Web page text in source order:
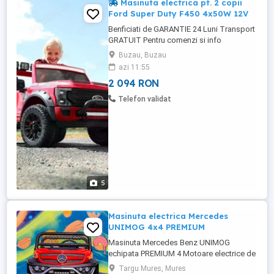
5
Masinuta electrica pt. 2 copii
Ford Super Duty F450 4x50W 12V
Benficiati de GARANTIE 24 Luni Transport
GRATUIT Pentru comenzi si info
contactati-ne Masinuta electrica pt. 2 copii
Ford Super Duty F450 4x50W 12V 4
Motoare electrice de putere 50W, total
200W 12V Echipata cu Baterie 12V-14Ah
Pornire Oprire din buton Scaun dublu,
Buzau, Buzau
azi 11:55
2 094 RON
Telefon validat
Masinuta electrica Mercedes
UNIMOG 4x4 PREMIUM
Masinuta Mercedes Benz UNIMOG
echipata PREMIUM 4 Motoare electrice de
putere 45W Echipata cu BATERIE 12V
Targu Mures, Mures